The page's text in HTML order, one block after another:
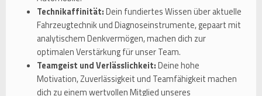
Technikaffinität:Dein fundiertes Wissen über aktuelle
Fahrzeugtechnik und Diagnoseinstrumente, gepaart mit
analytischem Denkvermögen, machen dich zur
optimalen Verstärkung für unser Team.
Teamgeist und Verlässlichkeit:Deine hohe
Motivation, Zuverlässigkeit und Teamfähigkeit machen
dich zu einem wertvollen Mitglied unseres